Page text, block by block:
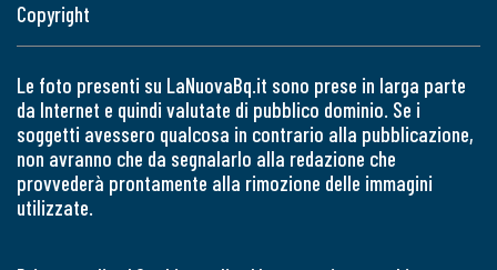
Copyright
Le foto presenti su LaNuovaBq.it sono prese in larga parte
da Internet e quindi valutate di pubblico dominio. Se i
soggetti avessero qualcosa in contrario alla pubblicazione,
non avranno che da segnalarlo alla redazione che
provvederà prontamente alla rimozione delle immagini
utilizzate.